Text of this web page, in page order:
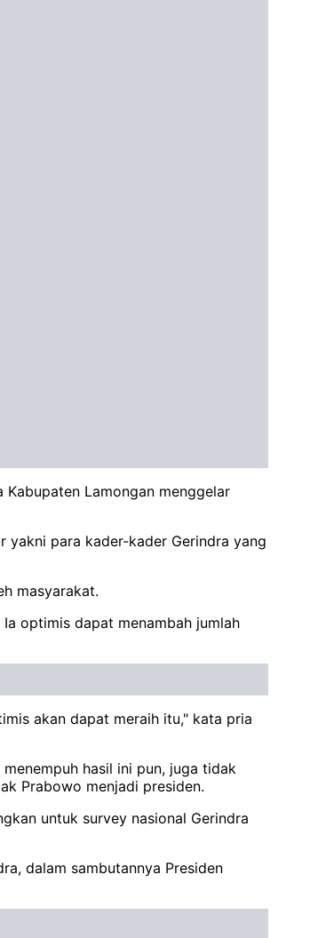
Kabupaten Lamongan menggelar
yakni para kader-kader Gerindra yang
masyarakat.
optimis dapat menambah jumlah
akan dapat meraih itu," kata pria
hasil ini pun, juga tidak
Prabowo menjadi presiden.
untuk survey nasional Gerindra
dalam sambutannya Presiden